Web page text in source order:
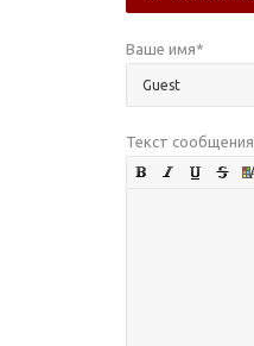
Ваше имя*
Текст сообщения